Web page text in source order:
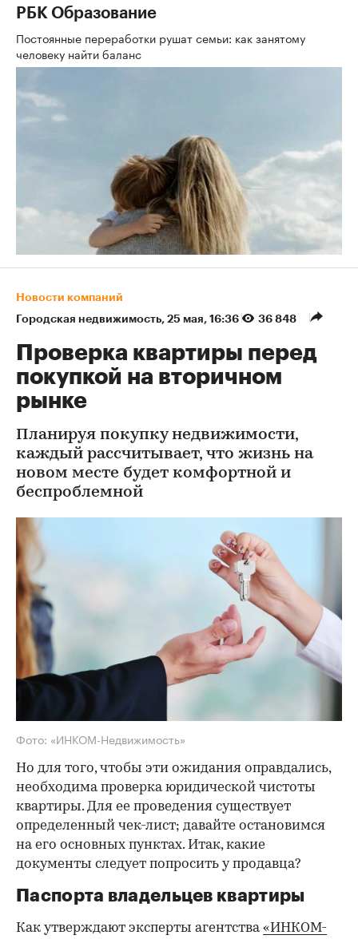
РБК Образование
Постоянные переработки рушат семьи: как занятому
человеку найти баланс
Новости компаний
Городская недвижимость⁠, 25 мая, 16:36 36 848
Проверка квартиры перед
покупкой на вторичном
рынке
Планируя покупку недвижимости,
каждый рассчитывает, что жизнь на
новом месте будет комфортной и
беспроблемной
Фото: «ИНКОМ-Недвижимость»
Но для того, чтобы эти ожидания оправдались,
необходима проверка юридической чистоты
квартиры. Для ее проведения существует
определенный чек-лист; давайте остановимся
на его основных пунктах. Итак, какие
документы следует попросить у продавца?
Паспорта владельцев квартиры
Как утверждают эксперты агентства«ИНКОМ-